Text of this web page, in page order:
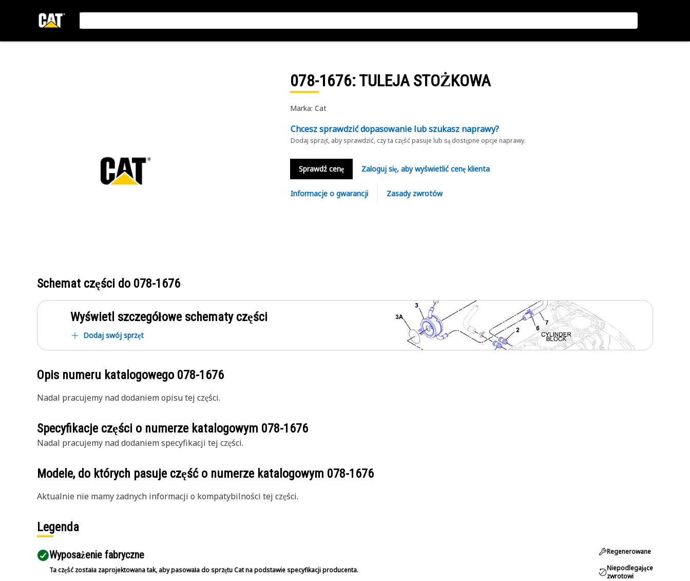
078-1676: TULEJA STOŻKOWA
Marka: Cat
Chcesz sprawdzić dopasowanie lub szukasz naprawy?
Dodaj sprzęt, aby sprawdzić, czy ta część pasuje lub są dostępne opcje naprawy.
Sprawdź cenę Zaloguj się, aby wyświetlić cenę klienta
Informacje o gwarancji Zasady zwrotów
Schemat części do 078-1676
Wyświetl szczegółowe schematy części
Dodaj swój sprzęt
Opis numeru katalogowego 078-1676
Nadal pracujemy nad dodaniem opisu tej części.
Specyfikacje części o numerze katalogowym 078-1676
Nadal pracujemy nad dodaniem specyfikacji tej części.
Modele, do których pasuje część o numerze katalogowym 078-1676
Aktualnie nie mamy żadnych informacji o kompatybilności tej części.
Legenda
Wyposażenie fabryczne
Ta część została zaprojektowana tak, aby pasowała do sprzętu Cat na podstawie specyfikacji producenta.
Regenerowane
Niepodlegające
zwrotowi